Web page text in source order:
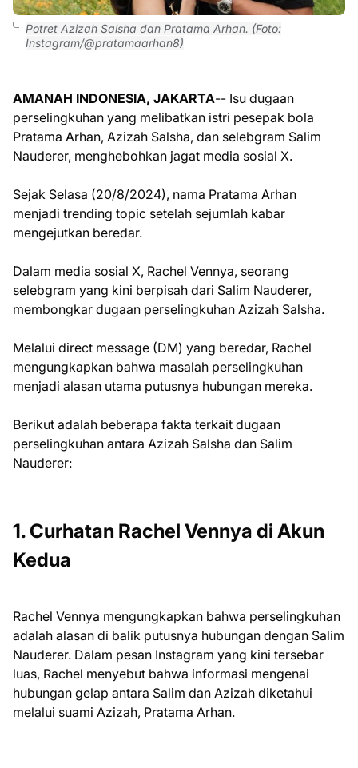
Potret Azizah Salsha dan Pratama Arhan. (Foto:
Instagram/@pratamaarhan8)
AMANAH INDONESIA, JAKARTA-- Isu dugaan
perselingkuhan yang melibatkan istri pesepak bola
Pratama Arhan, Azizah Salsha, dan selebgram Salim
Nauderer, menghebohkan jagat media sosial X.
Sejak Selasa (20/8/2024), nama Pratama Arhan
menjadi trending topic setelah sejumlah kabar
mengejutkan beredar.
Dalam media sosial X, Rachel Vennya, seorang
selebgram yang kini berpisah dari Salim Nauderer,
membongkar dugaan perselingkuhan Azizah Salsha.
Melalui direct message (DM) yang beredar, Rachel
mengungkapkan bahwa masalah perselingkuhan
menjadi alasan utama putusnya hubungan mereka.
Berikut adalah beberapa fakta terkait dugaan
perselingkuhan antara Azizah Salsha dan Salim
Nauderer:
1. Curhatan Rachel Vennya di Akun
Kedua
Rachel Vennya mengungkapkan bahwa perselingkuhan
adalah alasan di balik putusnya hubungan dengan Salim
Nauderer. Dalam pesan Instagram yang kini tersebar
luas, Rachel menyebut bahwa informasi mengenai
hubungan gelap antara Salim dan Azizah diketahui
melalui suami Azizah, Pratama Arhan.